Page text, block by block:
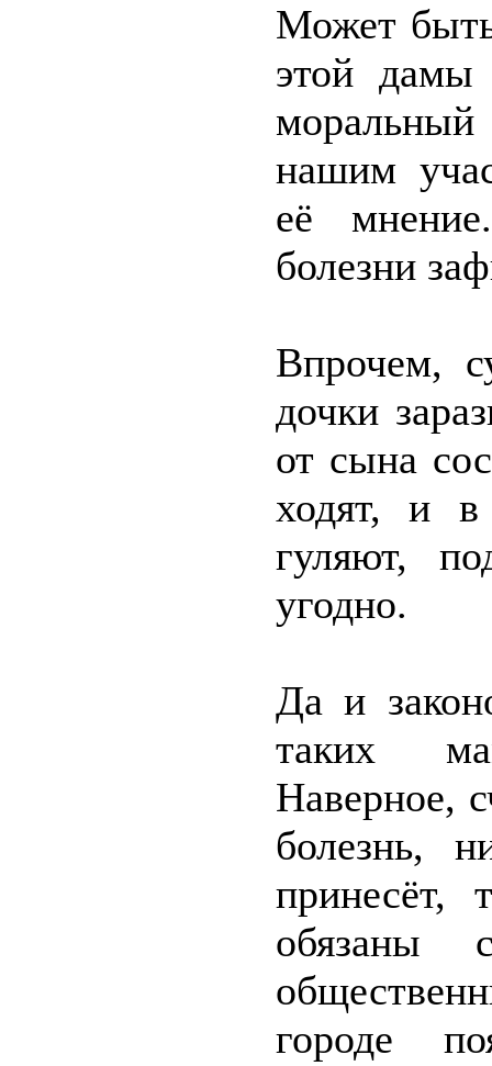
Может
этой дамы
нашим
её
болезни
Впрочем,
дочки
от сына
ходят, и
гуляют,
угодно.
Да и
таких
Наверное,
болезнь,
принесёт,
обязаны
городе